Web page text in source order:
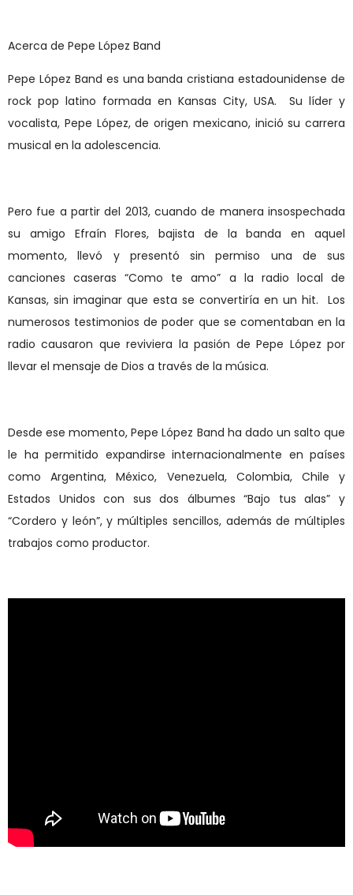
Acerca de Pepe López Band
Pepe López Band es una banda cristiana estadounidense de
rock pop latino formada en Kansas City, USA.
Su líder y
vocalista, Pepe López, de origen mexicano, inició su carrera
musical en la adolescencia.
Pero fue a partir del 2013, cuando de manera insospechada
su amigo Efraín Flores, bajista de la banda en aquel
momento, llevó y presentó sin permiso una de sus
canciones caseras “Como te amo” a la radio local de
Kansas, sin imaginar que esta se convertiría en un hit.
Los
numerosos testimonios de poder que se comentaban en la
radio causaron que reviviera la pasión de Pepe López por
llevar el mensaje de Dios a través de la música.
Desde ese momento, Pepe López Band ha dado un salto que
le ha permitido expandirse internacionalmente en países
como Argentina, México, Venezuela, Colombia, Chile y
Estados Unidos con sus dos álbumes “Bajo tus alas” y
“Cordero y león”, y múltiples sencillos, además de múltiples
trabajos como productor.